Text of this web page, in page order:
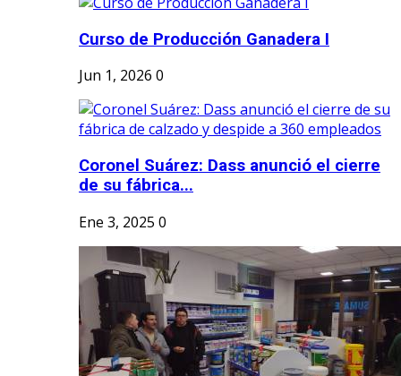
Curso de Producción Ganadera I
Jun 1, 2026 0
Coronel Suárez: Dass anunció el cierre
de su fábrica...
Ene 3, 2025 0